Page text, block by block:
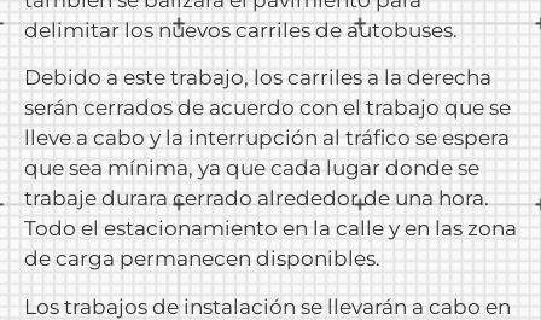
delimitar los nuevos carriles de autobuses.
Debido a este trabajo, los carriles a la derecha
serán cerrados de acuerdo con el trabajo que se
lleve a cabo y la interrupción al tráfico se espera
que sea mínima, ya que cada lugar donde se
trabaje durara cerrado alrededor de una hora.
Todo el estacionamiento en la calle y en las zona
de carga permanecen disponibles.
Los trabajos de instalación se llevarán a cabo en